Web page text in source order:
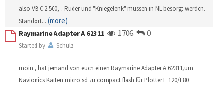
also VB € 2.500,-. Ruder und "Kniegelenk" müssen in NL besorgt werden.
Standort... (more)
Raymarine Adapter A 62311
1706 0
Started by Schulz
moin , hat jemand von euch einen Raymarine Adapter A 62311,um
Navionics Karten micro sd zu compact flash für Plotter E 120/E80